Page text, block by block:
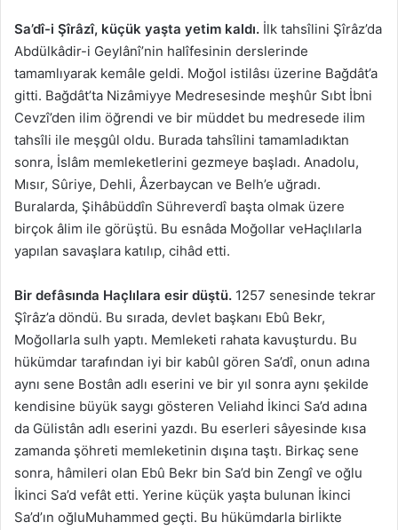
Sa’dî-i Şîrâzî, küçük yaşta yetim kaldı. İlk tahsîlini Şîrâz’da
Abdülkâdir-i Geylânî’nin halîfesinin derslerinde
tamamlıyarak kemâle geldi. Moğol istilâsı üzerine Bağdât’a
gitti. Bağdât’ta Nizâmiyye Medresesinde meşhûr Sıbt İbni
Cevzî’den ilim öğrendi ve bir müddet bu medresede ilim
tahsîli ile meşgûl oldu. Burada tahsîlini tamamladıktan
sonra, İslâm memleketlerini gezmeye başladı. Anadolu,
Mısır, Sûriye, Dehli, Âzerbaycan ve Belh’e uğradı.
Buralarda, Şihâbüddîn Sühreverdî başta olmak üzere
birçok âlim ile görüştü. Bu esnâda Moğollar veHaçlılarla
yapılan savaşlara katılıp, cihâd etti.
Bir defâsında Haçlılara esir düştü. 1257 senesinde tekrar
Şîrâz’a döndü. Bu sırada, devlet başkanı Ebû Bekr,
Moğollarla sulh yaptı. Memleketi rahata kavuşturdu. Bu
hükümdar tarafından iyi bir kabûl gören Sa’dî, onun adına
aynı sene Bostân adlı eserini ve bir yıl sonra aynı şekilde
kendisine büyük saygı gösteren Veliahd İkinci Sa’d adına
da Gülistân adlı eserini yazdı. Bu eserleri sâyesinde kısa
zamanda şöhreti memleketinin dışına taştı. Birkaç sene
sonra, hâmileri olan Ebû Bekr bin Sa’d bin Zengî ve oğlu
İkinci Sa’d vefât etti. Yerine küçük yaşta bulunan İkinci
Sa’d’ın oğluMuhammed geçti. Bu hükümdarla birlikte